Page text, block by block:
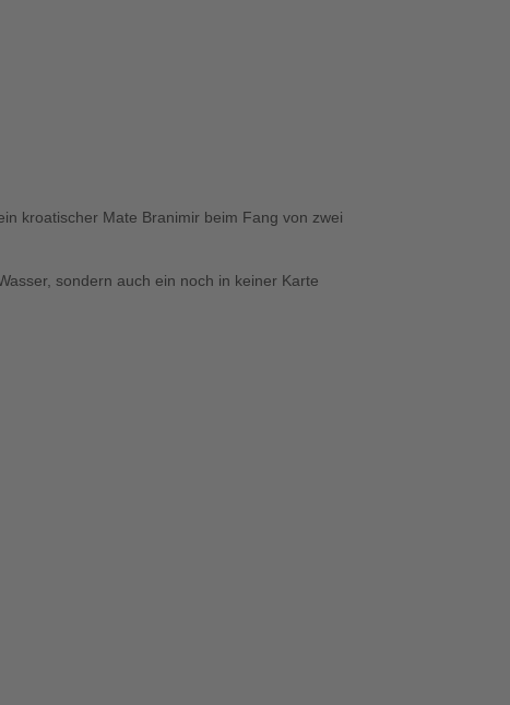
kroatischer Mate Branimir beim Fang von zwei
sondern auch ein noch in keiner Karte